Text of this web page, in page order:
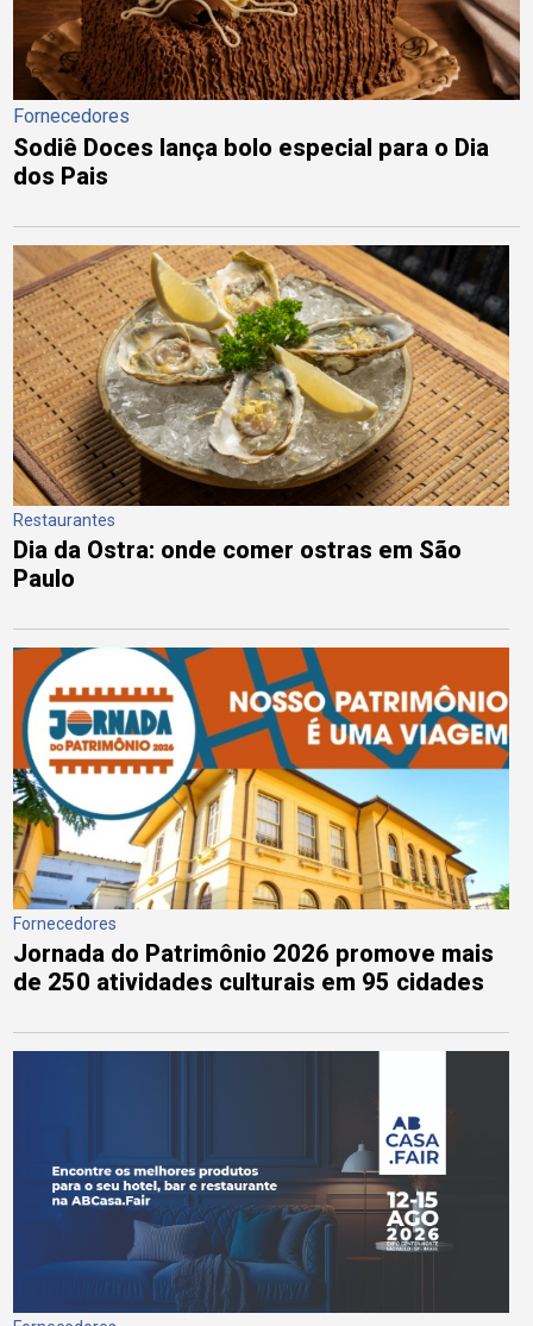
Fornecedores
Sodiê Doces lança bolo especial para o Dia
dos Pais
Restaurantes
Dia da Ostra: onde comer ostras em São
Paulo
Fornecedores
Jornada do Patrimônio 2026 promove mais
de 250 atividades culturais em 95 cidades